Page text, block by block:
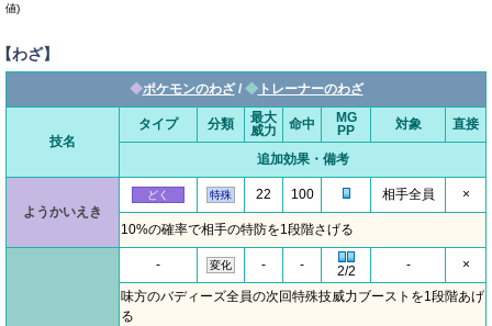
値)
わざ】
◆ポケモンのわざ/ ◆トレーナーのわざ
技名
タイプ 分類
最大
威力
命中
MG
PP
対象 直接
追加効果・備考
ようかいえき
どく 特殊 22 100 相手全員 ×
10%の確率で相手の特防を1段階さげる
- 変化 - - 2/2 - ×
味方のバディーズ全員の次回特殊技威力ブーストを1段階あげ
る